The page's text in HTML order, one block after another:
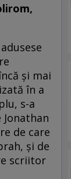
şi mai
în a
s-a
de care
şi de
scriitor